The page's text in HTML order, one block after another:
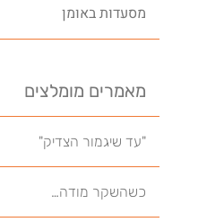
מסעדות באומן
מאמרים מומלצים
"עד שיגמור הצדיק"
כשהשקר מודה…